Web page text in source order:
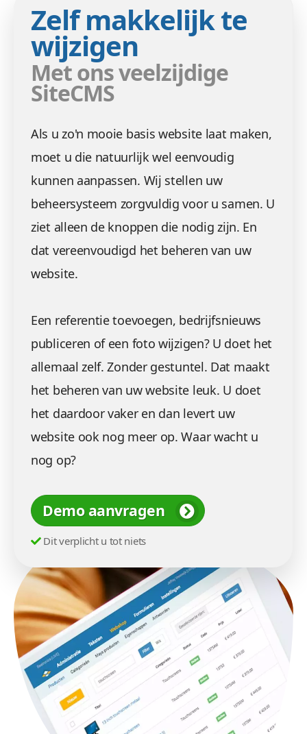
Zelf makkelijk te
wijzigen
Met ons veelzijdige
SiteCMS
Als u zo'n mooie basis website laat maken,
moet u die natuurlijk wel eenvoudig
kunnen aanpassen. Wij stellen uw
beheersysteem zorgvuldig voor u samen. U
ziet alleen de knoppen die nodig zijn. En
dat vereenvoudigd het beheren van uw
website.
Een referentie toevoegen, bedrijfsnieuws
publiceren of een foto wijzigen? U doet het
allemaal zelf. Zonder gestuntel. Dat maakt
het beheren van uw website leuk. U doet
het daardoor vaker en dan levert uw
website ook nog meer op. Waar wacht u
nog op?
Demo aanvragen
Dit verplicht u tot niets